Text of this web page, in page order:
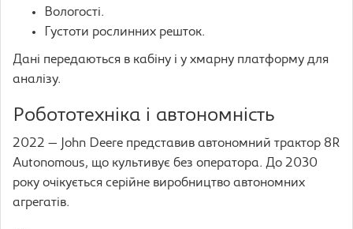
Вологості.
Густоти рослинних решток.
Дані передаються в кабіну і у хмарну платформу для
аналізу.
Робототехніка і автономність
2022 — John Deere представив автономний трактор 8R
Autonomous, що культивує без оператора. До 2030
року очікується серійне виробництво автономних
агрегатів.